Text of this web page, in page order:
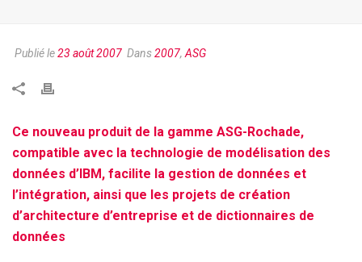
Publié le23 août 2007 Dans2007, ASG
Ce nouveau produit de la gamme ASG-Rochade,
compatible avec la technologie de modélisation des
données d’IBM, facilite la gestion de données et
l’intégration, ainsi que les projets de création
d’architecture d’entreprise et de dictionnaires de
données